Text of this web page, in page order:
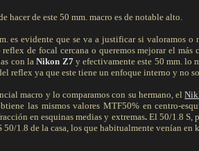
hacer de este 50 mm. macro es de notable alto.
es evidente que se va a justificar si valoramos o
de focal cercana o queremos mejorar el más
con laNikon Z7 y efectivamente este 50 mm. lo
reflex ya que este tiene un enfoque interno y no
macro y lo comparamos con su hermano, el
las mismos valores MTF50% en centro-
en esquinas medias y extremas. El 50/1.8 S,
50/1.8 de la casa, los que habitualmente venían en